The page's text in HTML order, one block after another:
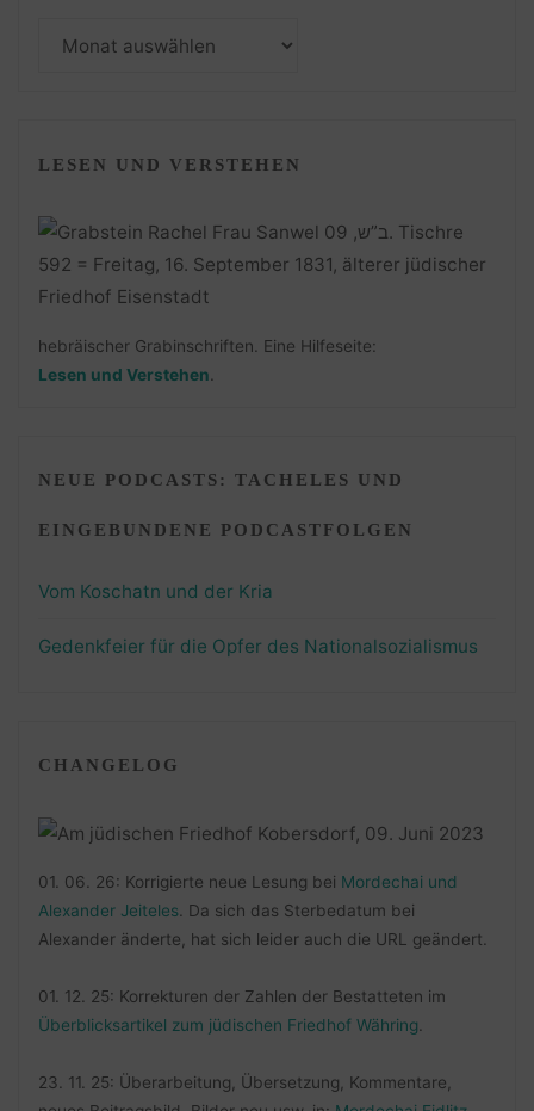
LESEN UND VERSTEHEN
hebräischer Grabinschriften. Eine Hilfeseite:
Lesen und Verstehen
NEUE PODCASTS: TACHELES UND
EINGEBUNDENE PODCASTFOLGEN
Vom Koschatn und der Kria
Gedenkfeier für die Opfer des Nationalsozialismus
CHANGELOG
01. 06. 26: Korrigierte neue Lesung bei Mordechai und
Alexander Jeiteles. Da sich das Sterbedatum bei
Alexander änderte, hat sich leider auch die URL geändert.
01. 12. 25: Korrekturen der Zahlen der Bestatteten im
Überblicksartikel zum jüdischen Friedhof Währing.
23. 11. 25: Überarbeitung, Übersetzung, Kommentare,